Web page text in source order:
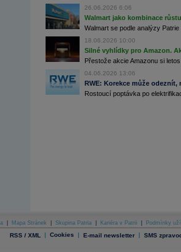
26.06.2026 6:06
Walmart jako kombinace
Walmart se podle analýzy
18.06.2026 10:00
Silné vyhlídky pro Amazon.
Přestože akcie Amazonu si
04.06.2026 13:06
RWE: Korekce může
Rostoucí poptávka po
Mapa Stránek Skupina Patria Kariéra v Patrii Podmínky
RSS / XML | Cookies | E-mail newsletter | SMS